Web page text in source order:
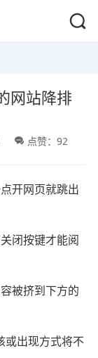
网站降排
点赞：92
开网页就跳出
闭按键才能阅
被挤到下方的
出现方式将不